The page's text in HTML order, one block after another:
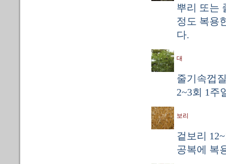
뿌리 또는
정도 복용
다.
대
줄기속껍
2~3회 1주
보리
겉보리
공복에 복